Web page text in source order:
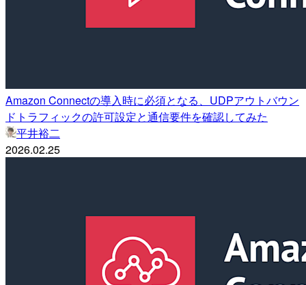
Amazon Connectの導入時に必須となる、UDPアウトバウン
ドトラフィックの許可設定と通信要件を確認してみた
平井裕二
2026.02.25